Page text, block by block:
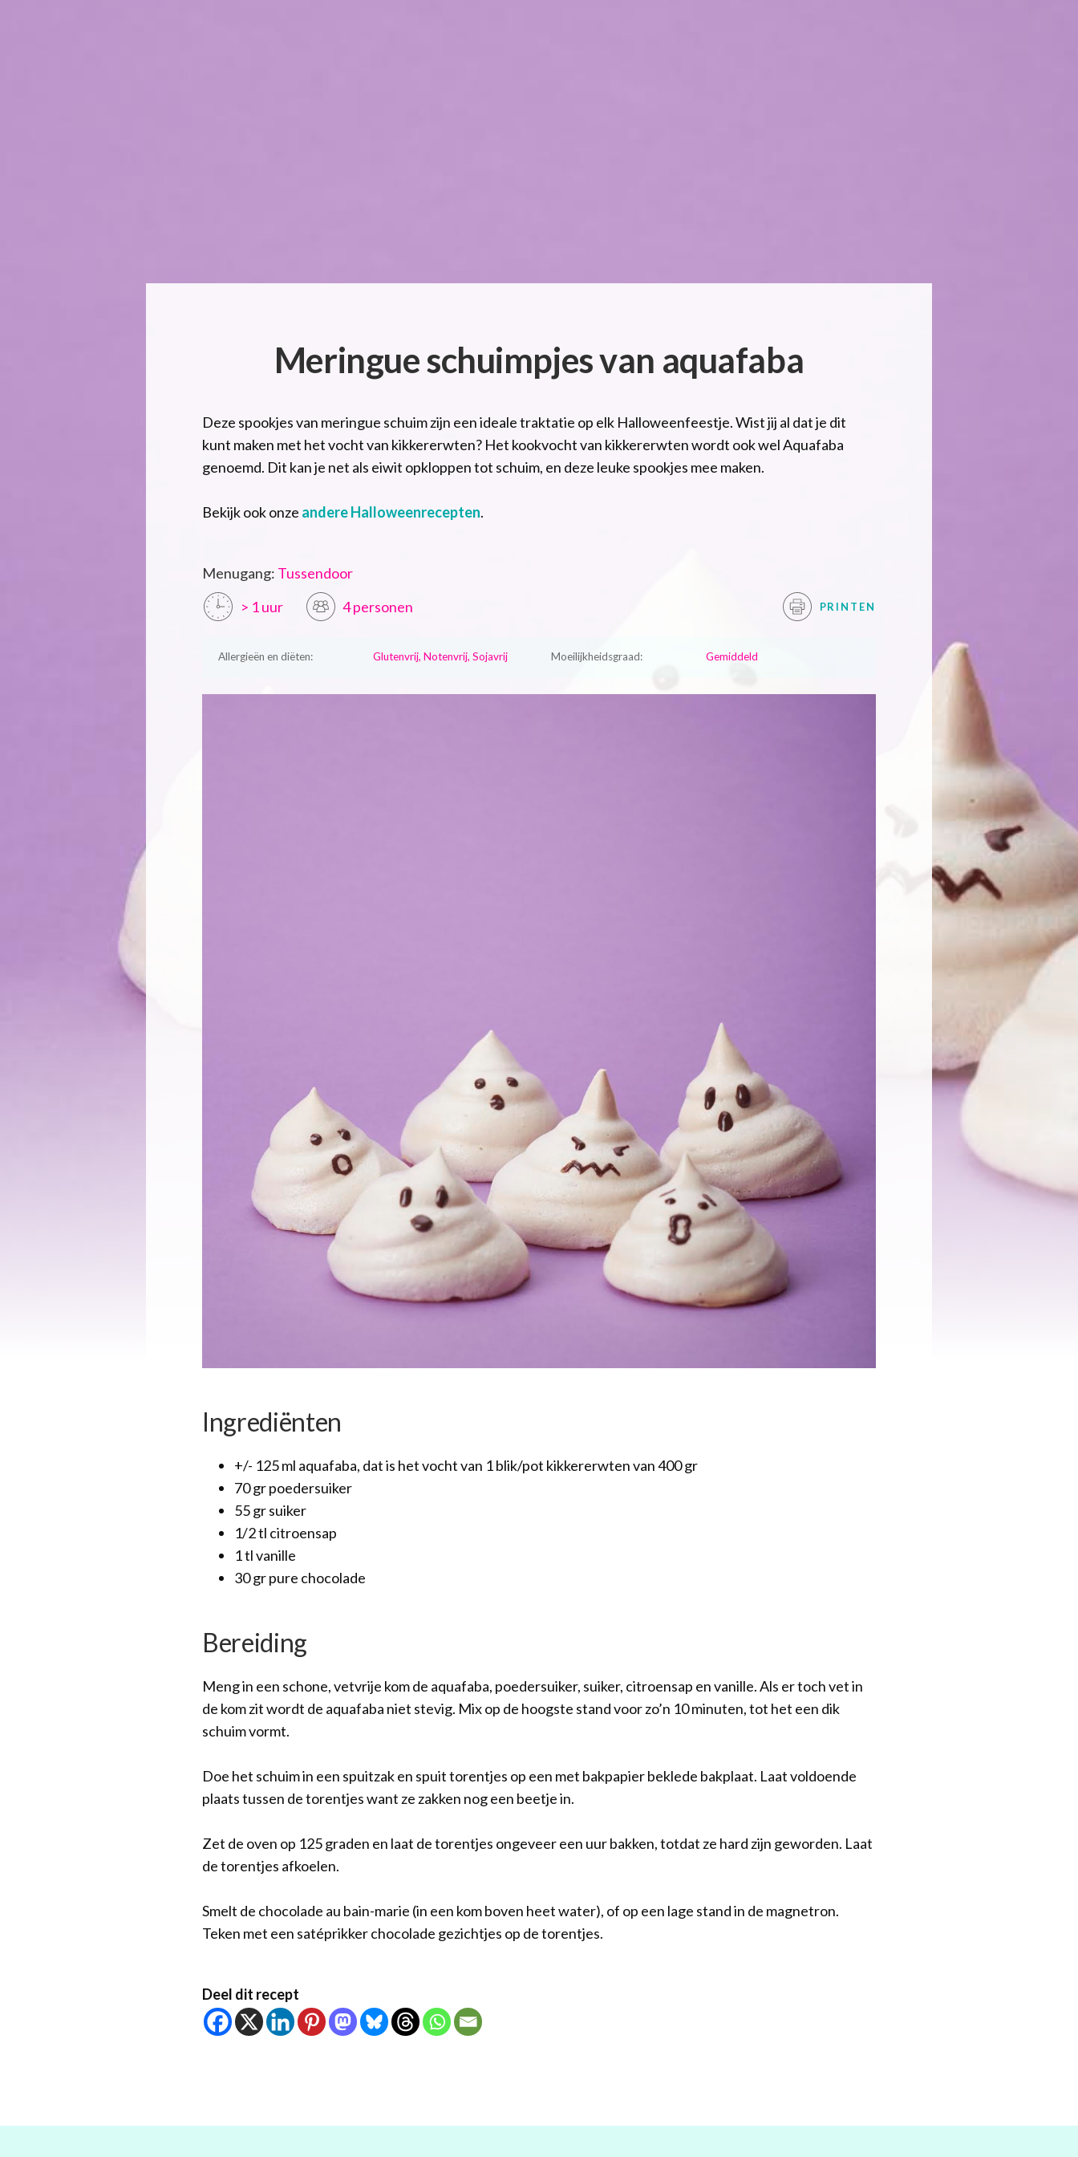
Meringue schuimpjes van aquafaba
Deze spookjes van meringue schuim zijn een ideale traktatie op elk Halloweenfeestje. Wist jij al dat je dit
kunt maken met het vocht van kikkererwten? Het kookvocht van kikkererwten wordt ook wel Aquafaba
genoemd. Dit kan je net als eiwit opkloppen tot schuim, en deze leuke spookjes mee maken.
Bekijk ook onze andere Halloweenrecepten.
Menugang: Tussendoor
> 1 uur
4 personen PRINTEN
Allergieën en diëten: Glutenvrij, Notenvrij, Sojavrij Moeilijkheidsgraad: Gemiddeld
Ingrediënten
+/- 125 ml aquafaba, dat is het vocht van 1 blik/pot kikkererwten van 400 gr
70 gr poedersuiker
55 gr suiker
1/2 tl citroensap
1 tl vanille
30 gr pure chocolade
Bereiding
Meng in een schone, vetvrije kom de aquafaba, poedersuiker, suiker, citroensap en vanille. Als er toch vet in
de kom zit wordt de aquafaba niet stevig. Mix op de hoogste stand voor zo’n 10 minuten, tot het een dik
schuim vormt.
Doe het schuim in een spuitzak en spuit torentjes op een met bakpapier beklede bakplaat. Laat voldoende
plaats tussen de torentjes want ze zakken nog een beetje in.
Zet de oven op 125 graden en laat de torentjes ongeveer een uur bakken, totdat ze hard zijn geworden. Laat
de torentjes afkoelen.
Smelt de chocolade au bain-marie (in een kom boven heet water), of op een lage stand in de magnetron.
Teken met een satéprikker chocolade gezichtjes op de torentjes.
Deel dit recept